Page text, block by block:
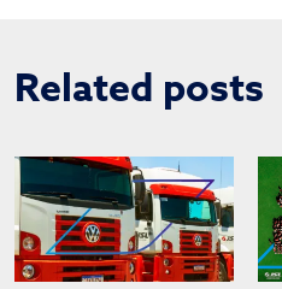
Related posts